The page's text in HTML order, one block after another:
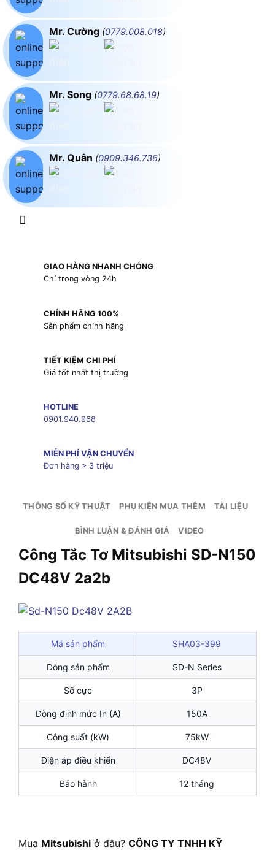
Mr. Cường (0779.008.018)
Mr. Song (0779.68.68.19)
Mr. Quân (0909.346.736)
GIAO HÀNG NHANH CHÓNG
Chỉ trong vòng 24h
CHÍNH HÃNG 100%
Sản phẩm chính hãng
TIẾT KIỆM CHI PHÍ
Giá tốt nhất thị trường
HOTLINE
0901.940.968
MIỄN PHÍ VẬN CHUYỂN
Đơn hàng > 3 triệu
THÔNG SỐ KỸ THUẬT PHỤ KIỆN MUA THÊM TÀI LIỆU
BÌNH LUẬN & ĐÁNH GIÁ VIDEO
Công Tắc Tơ Mitsubishi SD-N150
DC48V 2a2b
Mã sản phẩm SHA03-399
Dòng sản phẩm SD-N Series
Số cực 3P
Dòng định mức In (A) 150A
Công suất (kW) 75kW
Điện áp điều khiển DC48V
Bảo hành 12 tháng
Mua Mitsubishi ở đâu? CÔNG TY TNHH KỸ